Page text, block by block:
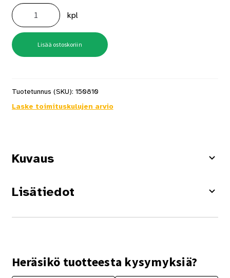
Lipputangonnuppi
135/65Mm
Flagmore
määrä
kpl
Lisää ostoskoriin
Tuotetunnus (SKU): 150810
Laske toimituskulujen arvio
Kuvaus
Lisätiedot
Heräsikö tuotteesta kysymyksiä?